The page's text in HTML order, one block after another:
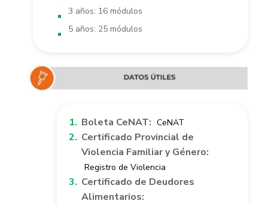
3 años: 16 módulos
5 años: 25 módulos
Boleta CeNAT: CeNAT
Certificado Provincial de
Violencia Familiar y Género:
Registro de Violencia
Certificado de Deudores
Alimentarios: